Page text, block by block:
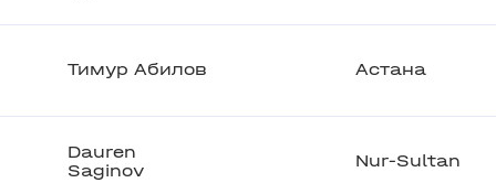
Тимур Абилов Астана
Dauren
Saginov
Nur-Sultan